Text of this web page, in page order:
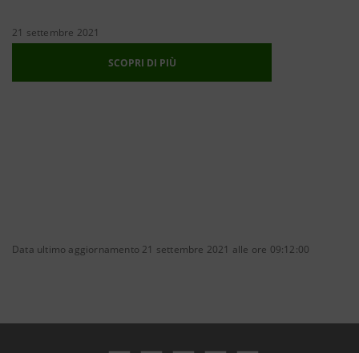
21 settembre 2021
SCOPRI DI PIÙ
Data ultimo aggiornamento 21 settembre 2021 alle ore 09:12:00